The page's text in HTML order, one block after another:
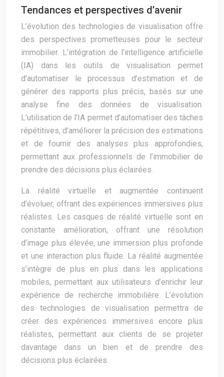
Tendances et perspectives d’avenir
L’évolution des technologies de visualisation offre
des perspectives prometteuses pour le secteur
immobilier. L’intégration de l’intelligence artificielle
(IA) dans les outils de visualisation permet
d’automatiser le processus d’estimation et de
générer des rapports plus précis, basés sur une
analyse fine des données de visualisation.
L’utilisation de l’IA permet d’automatiser des tâches
répétitives, d’améliorer la précision des estimations
et de fournir des analyses plus approfondies,
permettant aux professionnels de l’immobilier de
prendre des décisions plus éclairées.
La réalité virtuelle et augmentée continuent
d’évoluer, offrant des expériences immersives plus
réalistes. Les casques de réalité virtuelle sont en
constante amélioration, offrant une résolution
d’image plus élevée, une immersion plus profonde
et une interaction plus fluide. La réalité augmentée
s’intègre de plus en plus dans les applications
mobiles, permettant aux utilisateurs d’enrichir leur
expérience de recherche immobilière. L’évolution
des technologies de visualisation permettra de
créer des expériences immersives encore plus
réalistes, permettant aux clients de se projeter
davantage dans un bien et de prendre des
décisions plus éclairées.